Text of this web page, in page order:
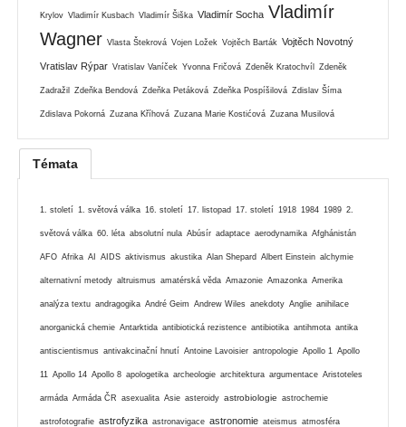
Krylov Vladimír Kusbach Vladimír Šiška Vladimír Socha Vladimír
Wagner Vlasta Štekrová Vojen Ložek Vojtěch Barták Vojtěch Novotný
Vratislav Rýpar Vratislav Vaníček Yvonna Fričová Zdeněk Kratochvíl Zdeněk
Zadražil Zdeňka Bendová Zdeňka Petáková Zdeňka Pospíšilová Zdislav Šíma
Zdislava Pokorná Zuzana Kříhová Zuzana Marie Kostićová Zuzana Musilová
Témata
1. století 1. světová válka 16. století 17. listopad 17. století 1918 1984 1989 2.
světová válka 60. léta absolutní nula Abúsír adaptace aerodynamika Afghánistán
AFO Afrika AI AIDS aktivismus akustika Alan Shepard Albert Einstein alchymie
alternativní metody altruismus amatérská věda Amazonie Amazonka Amerika
analýza textu andragogika André Geim Andrew Wiles anekdoty Anglie anihilace
anorganická chemie Antarktida antibiotická rezistence antibiotika antihmota antika
antiscientismus antivakcinační hnutí Antoine Lavoisier antropologie Apollo 1 Apollo
11 Apollo 14 Apollo 8 apologetika archeologie architektura argumentace Aristoteles
armáda Armáda ČR asexualita Asie asteroidy astrobiologie astrochemie
astrofotografie astrofyzika astronavigace astronomie ateismus atmosféra